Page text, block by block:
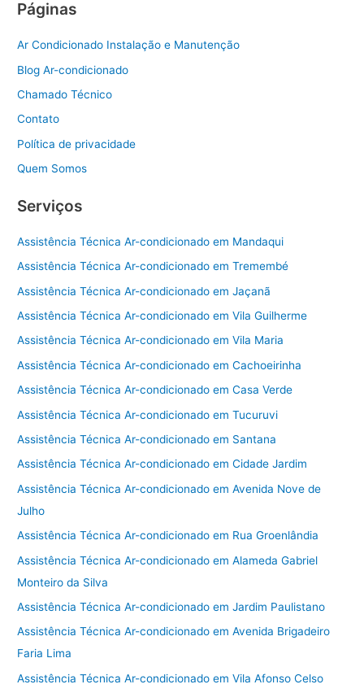
Páginas
Ar Condicionado Instalação e Manutenção
Blog Ar-condicionado
Chamado Técnico
Contato
Política de privacidade
Quem Somos
Serviços
Assistência Técnica Ar-condicionado em Mandaqui
Assistência Técnica Ar-condicionado em Tremembé
Assistência Técnica Ar-condicionado em Jaçanã
Assistência Técnica Ar-condicionado em Vila Guilherme
Assistência Técnica Ar-condicionado em Vila Maria
Assistência Técnica Ar-condicionado em Cachoeirinha
Assistência Técnica Ar-condicionado em Casa Verde
Assistência Técnica Ar-condicionado em Tucuruvi
Assistência Técnica Ar-condicionado em Santana
Assistência Técnica Ar-condicionado em Cidade Jardim
Assistência Técnica Ar-condicionado em Avenida Nove de
Julho
Assistência Técnica Ar-condicionado em Rua Groenlândia
Assistência Técnica Ar-condicionado em Alameda Gabriel
Monteiro da Silva
Assistência Técnica Ar-condicionado em Jardim Paulistano
Assistência Técnica Ar-condicionado em Avenida Brigadeiro
Faria Lima
Assistência Técnica Ar-condicionado em Vila Afonso Celso